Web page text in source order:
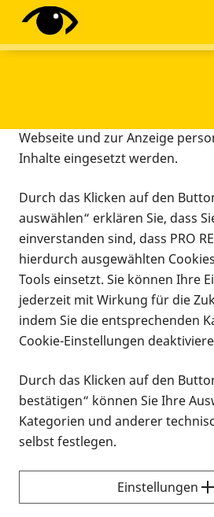
Infomaterial
Infomaterial
Vorlesen
Alle Infomaterialien in
Formaten an einem Ort
Sie möchten wissen, wie Sie
suchen und dieses bestellen
können? Schauen Sie sich die
Diese Webseite setzt
Tracking-Tools ein. Dies
Webseite und zur Anzeige
Inhalte eingesetzt werden.
Durch das Klicken auf den
auswählen“ erklären Sie, dass
einverstanden sind, dass PRO
hierdurch ausgewählten
Tools einsetzt. Sie können Ihre
jederzeit mit Wirkung für die
indem Sie die entsprechenden
Cookie-Einstellungen
Durch das Klicken auf den
bestätigen“ können Sie Ihre
Kategorien und anderer
selbst festlegen.
Einstellungen